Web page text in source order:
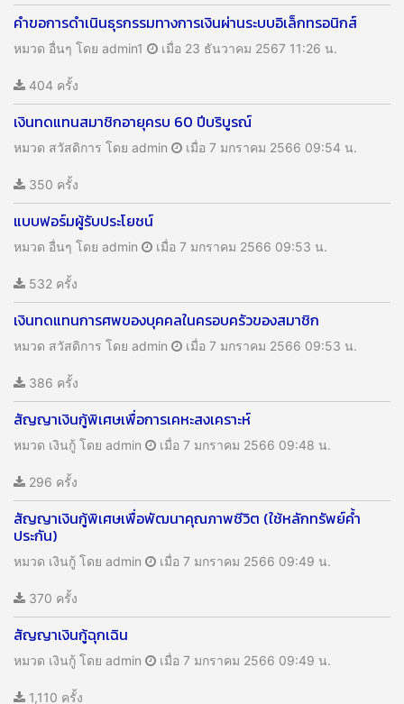
คำขอการดำเนินธุรกรรมทางการเงินผ่านระบบอิเล็กทรอนิกส์
หมวด อื่นๆ โดย admin1 เมื่อ 23 ธันวาคม 2567 11:26 น.
404 ครั้ง
เงินทดแทนสมาชิกอายุครบ 60 ปีบริบูรณ์
หมวด สวัสดิการ โดย admin เมื่อ 7 มกราคม 2566 09:54 น.
350 ครั้ง
แบบฟอร์มผู้รับประโยชน์
หมวด อื่นๆ โดย admin เมื่อ 7 มกราคม 2566 09:53 น.
532 ครั้ง
เงินทดแทนการศพของบุคคลในครอบครัวของสมาชิก
หมวด สวัสดิการ โดย admin เมื่อ 7 มกราคม 2566 09:53 น.
386 ครั้ง
สัญญาเงินกู้พิเศษเพื่อการเคหะสงเคราะห์
หมวด เงินกู้ โดย admin เมื่อ 7 มกราคม 2566 09:48 น.
296 ครั้ง
สัญญาเงินกู้พิเศษเพื่อพัฒนาคุณภาพชีวิต (ใช้หลักทรัพย์ค้ำ
ประกัน)
หมวด เงินกู้ โดย admin เมื่อ 7 มกราคม 2566 09:49 น.
370 ครั้ง
สัญญาเงินกู้ฉุกเฉิน
หมวด เงินกู้ โดย admin เมื่อ 7 มกราคม 2566 09:49 น.
1,110 ครั้ง